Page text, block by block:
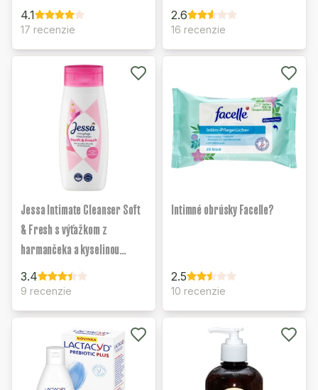
4.1
17 recenzie
2.6
16 recenzie
Jessa Intimate Cleanser Soft
& Fresh s výťažkom z
harmančeka a kyselinou
mliečnou
3.4
9 recenzie
Intimné obrúsky Facelle?
2.5
10 recenzie